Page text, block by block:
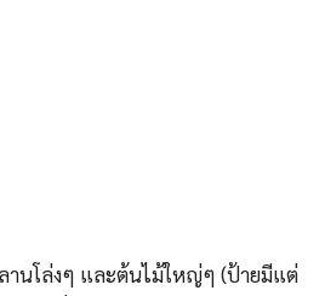
ลานโล่งๆ และต้นไม้ใหญ่ๆ (ป้ายมีแต่